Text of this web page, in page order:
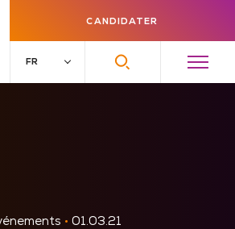
CANDIDATER
• 01.03.21